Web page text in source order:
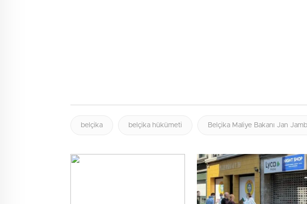
belçika belçika hükümeti Belçika Maliye Bakanı Jan